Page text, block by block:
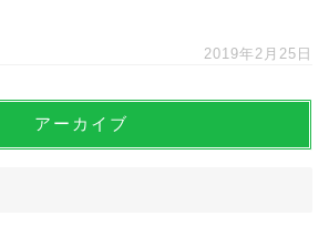
2019年2月25日
アーカイブ